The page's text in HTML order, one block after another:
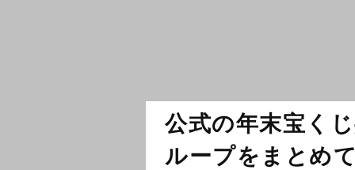
公式の年末宝く
ループをまとめ